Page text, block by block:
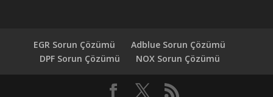
EGR Sorun Çözümü
Adblue Sorun Çözümü
DPF Sorun Çözümü
NOX Sorun Çözümü